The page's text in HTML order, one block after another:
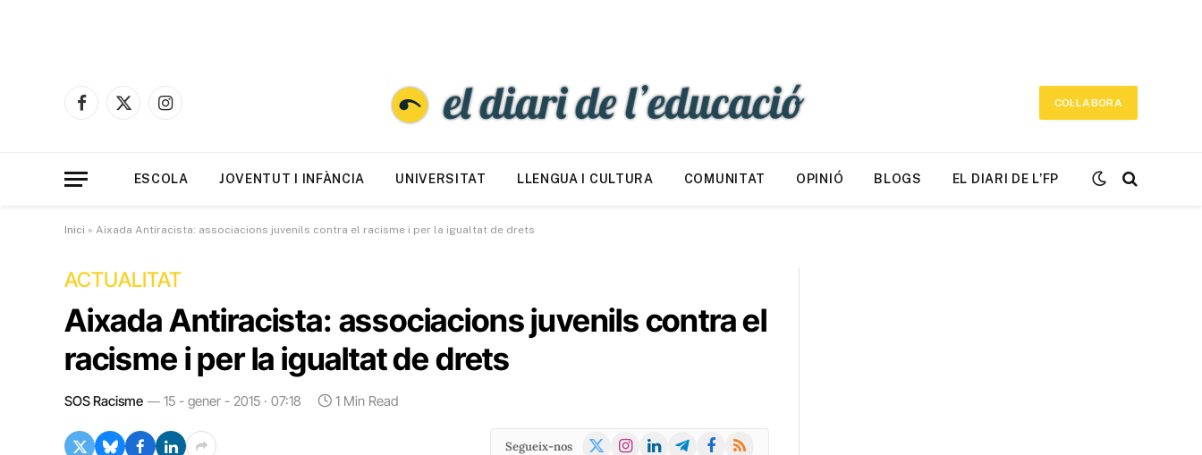
Facebook
X
Instagram
COL·LABORA
ESCOLA JOVENTUT I INFÀNCIA UNIVERSITAT LLENGUA I CULTURA COMUNITAT OPINIÓ BLOGS EL DIARI DE L’FP
Inici » Aixada Antiracista: associacions juvenils contra el racisme i per la igualtat de drets
ACTUALITAT
Aixada Antiracista: associacions juvenils contra el
racisme i per la igualtat de drets
SOS Racisme 15 - gener - 2015 · 07:18 1 Min Read
Segueix-nos
X
Instagram
LinkedInTelegramFacebook
RSS